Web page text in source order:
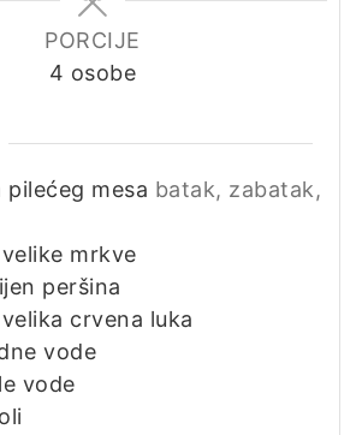
PORCIJE
4 osobe
pilećeg mesa batak, zabatak,
mrkve
peršina
crvena luka
vode
vode